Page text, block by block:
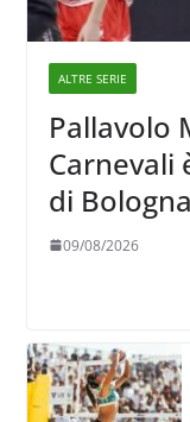
ALTRE SERIE
Pallavolo
Carnevali
di Bologna
09/08/2026